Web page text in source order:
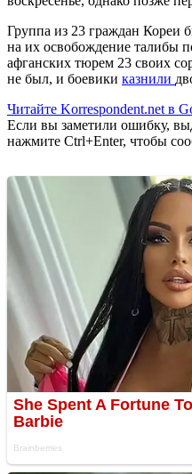
Группа из 23 граждан Кореи
на их освобождение талибы
афганских тюрем 23 своих
не был, и боевики казнили
Читайте Korrespondent.net в
Если вы заметили ошибку,
нажмите Ctrl+Enter, чтобы